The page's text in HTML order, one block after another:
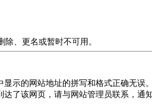
、更名或暂时不可用。
显示的网站地址的拼写和格式正确无误
达了该网页，请与网站管理员联系，通